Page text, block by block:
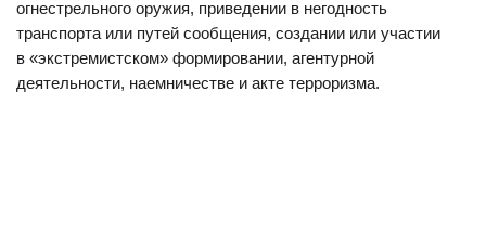
огнестрельного оружия, приведении в негодность
транспорта или путей сообщения, создании или участии
в «экстремистском» формировании, агентурной
деятельности, наемничестве и акте терроризма.